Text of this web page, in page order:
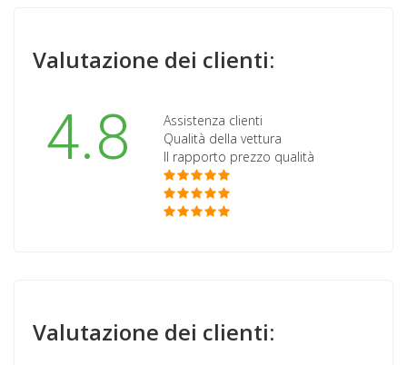
Valutazione dei clienti:
4.8
Assistenza clienti
Qualità della vettura
Il rapporto prezzo qualità
Valutazione dei clienti: